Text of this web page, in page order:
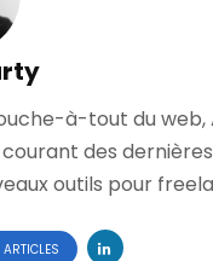
à-tout du web,
des
outils pour